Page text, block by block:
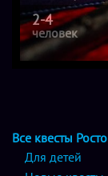
2-4
человек
Все квесты
Для детей